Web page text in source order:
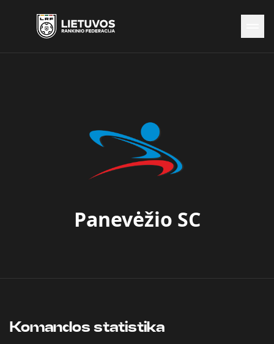
Panevėžio SC
Komandos statistika